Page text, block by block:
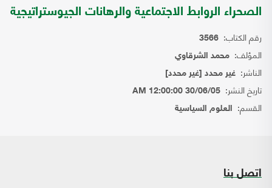
الصحراء الروابط الاجتماعية والرهانات الجيوستراتيجية
رقم الكتاب: 3566
المؤلف: محمد الشرقاوي
الناشر: غير محدد [غير محدد]
تاريخ النشر: 30/06/05 12:00:00 AM
القسم: العلوم السياسية
اتصل بنا